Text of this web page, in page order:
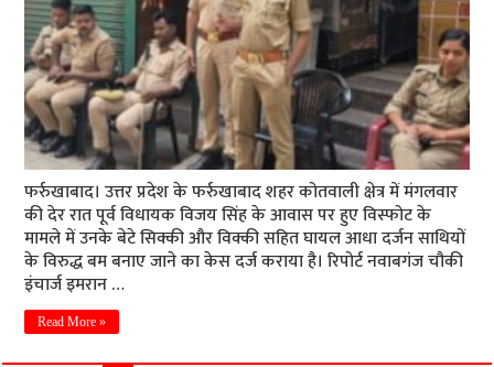
फर्रुखाबाद। उत्तर प्रदेश के फर्रुखाबाद शहर कोतवाली क्षेत्र में मंगलवार
की देर रात पूर्व विधायक विजय सिंह के आवास पर हुए विस्फोट के
मामले में उनके बेटे सिक्की और विक्की सहित घायल आधा दर्जन साथियों
के विरुद्ध बम बनाए जाने का केस दर्ज कराया है। रिपोर्ट नवाबगंज चौकी
इंचार्ज इमरान …
Read More »